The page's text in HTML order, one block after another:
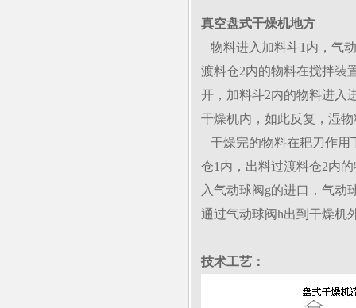
真空盘式干燥机地方
物料进入加料斗1内，气
渡料仓2内的物料在搅拌装
开，加料斗2内的物料进入
干燥机内，如此反复，湿
干燥完的物料在耙刀作用
仓1内，出料过渡料仓2内
入气动球阀g的进口，气动
通过气动球阀h出到干燥机
技术工艺：